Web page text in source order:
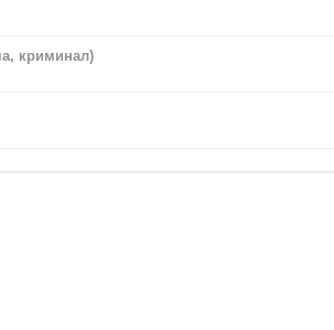
криминал)